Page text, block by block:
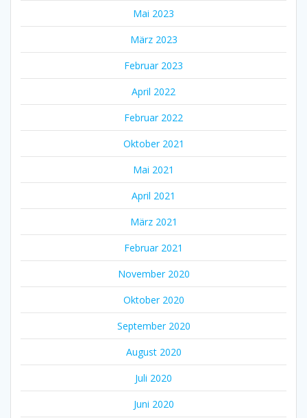
Mai 2023
März 2023
Februar 2023
April 2022
Februar 2022
Oktober 2021
Mai 2021
April 2021
März 2021
Februar 2021
November 2020
Oktober 2020
September 2020
August 2020
Juli 2020
Juni 2020